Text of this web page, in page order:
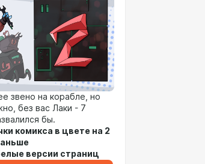
звено на корабле, но
без вас Лаки - 7
бы.
комикса в цвете на 2
версии страниц